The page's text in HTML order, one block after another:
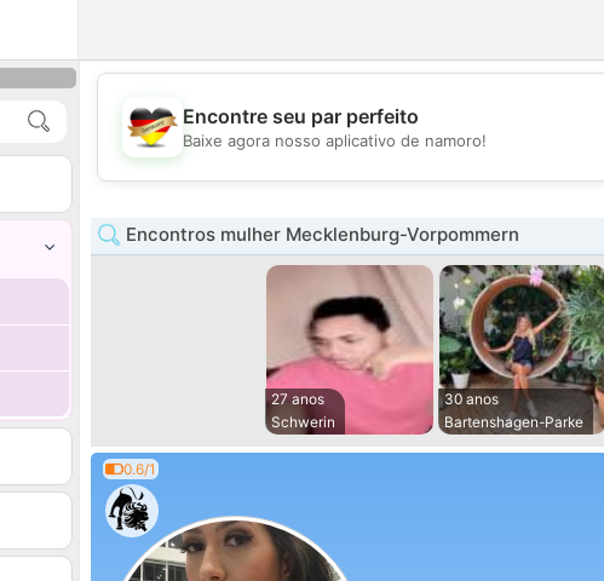
💖
💕
Encontre seu par perfeito
Baixe agora nosso aplicativo de namoro!
Encontros mulher Mecklenburg-Vorpommern
27 anos
Schwerin
30 anos
Bartenshagen-Parke
0.6/1